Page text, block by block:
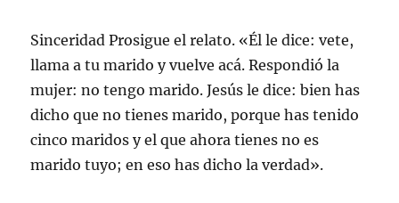
Sinceridad Prosigue el relato. «Él le dice: vete,
llama a tu marido y vuelve acá. Respondió la
mujer: no tengo marido. Jesús le dice: bien has
dicho que no tienes marido, porque has tenido
cinco maridos y el que ahora tienes no es
marido tuyo; en eso has dicho la verdad».